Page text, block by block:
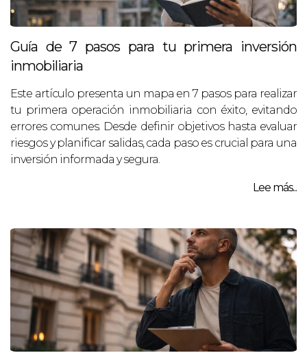
Guía de 7 pasos para tu primera inversión
inmobiliaria
Este artículo presenta un mapa en 7 pasos para realizar
tu primera operación inmobiliaria con éxito, evitando
errores comunes. Desde definir objetivos hasta evaluar
riesgos y planificar salidas, cada paso es crucial para una
inversión informada y segura.
Lee más...